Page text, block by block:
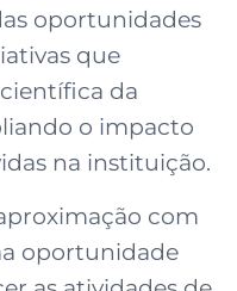
oportunidades
que
da
o impacto
na instituição.
com
oportunidade